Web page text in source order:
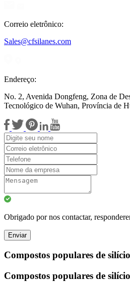
Correio eletrônico:
Sales@cfsilanes.com
Endereço:
No. 2, Avenida Dongfeng, Zona de
Tecnológico de Wuhan, Província de
Obrigado por nos contactar,
Enviar
Compostos populares de silício
Compostos populares de silício